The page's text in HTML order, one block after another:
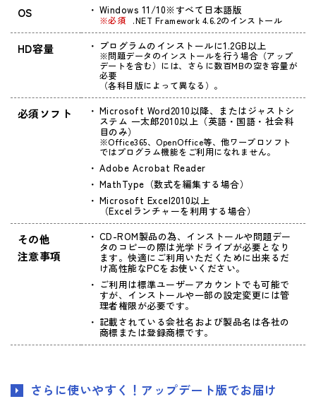
OS Windows 11/10※すべて日本語版
※必須 .NET Framework 4.6.2のインストール
HD容量 プログラムのインストールに1.2GB以上
※問題データのインストールを行う場合（アップ
デートを含む）には、さらに数百MBの空き容量が
必要
（各科目版によって異なる）。
必須ソフト Microsoft Word2010以降、またはジャストシ
ステム 一太郎2010以上（英語・国語・社会科
目のみ）
※Office365、OpenOffice等、他ワープロソフト
ではプログラム機能をご利用になれません。
Adobe Acrobat Reader
MathType（数式を編集する場合）
Microsoft Excel2010以上
（Excelランチャーを利用する場合）
その他
注意事項
CD-ROM製品の為、インストールや問題デー
タのコピーの際は光学ドライブが必要となり
ます。快適にご利用いただくために出来るだ
け高性能なPCをお使いください。
ご利用は標準ユーザーアカウントでも可能で
すが、インストールや一部の設定変更には管
理者権限が必要です。
記載されている会社名および製品名は各社の
商標または登録商標です。
さらに使いやすく！アップデート版でお届け